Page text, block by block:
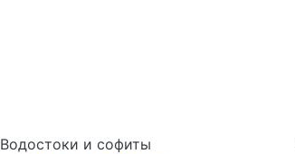
Водостоки и софиты